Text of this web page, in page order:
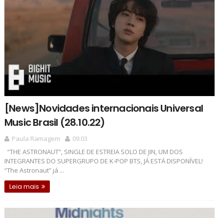
[News]Novidades internacionais Universal
Music Brasil (28.10.22)
Paula Ramagem
09:03
“THE ASTRONAUT”, SINGLE DE ESTREIA SOLO DE JIN, UM DOS
INTEGRANTES DO SUPERGRUPO DE K-POP BTS, JÁ ESTÁ DISPONÍVEL!
“The Astronaut” já ...
Leia mais